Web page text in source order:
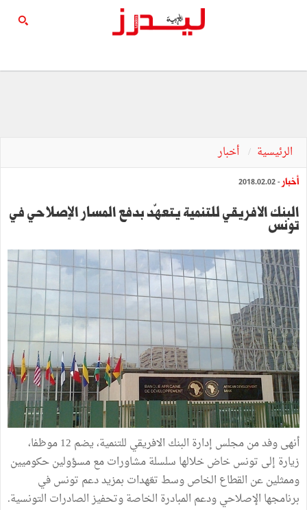
الرئيسية أخبار
أخبار - 2018.02.02
البنك الافريقي للتنمية يتعهّد بدفع المسار الإصلاحي في
تونس
أنهى وفد من مجلس إدارة البنك الافريقي للتنمية، يضم 12 موظفا،
زيارة إلى تونس خاض خلالها سلسلة مشاورات مع مسؤولين حكوميين
وممثلين عن القطاع الخاص وسط تعّهدات بمزيد دعم تونس في
برنامجها الإصلاحي ودعم المبادرة الخاصة وتحفيز الصادرات التونسية.